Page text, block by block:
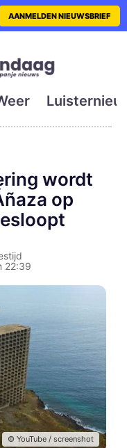
eerste
AANMELDEN NIEUWSBRIEF
wordt
op
22:39
© YouTube / screenshot